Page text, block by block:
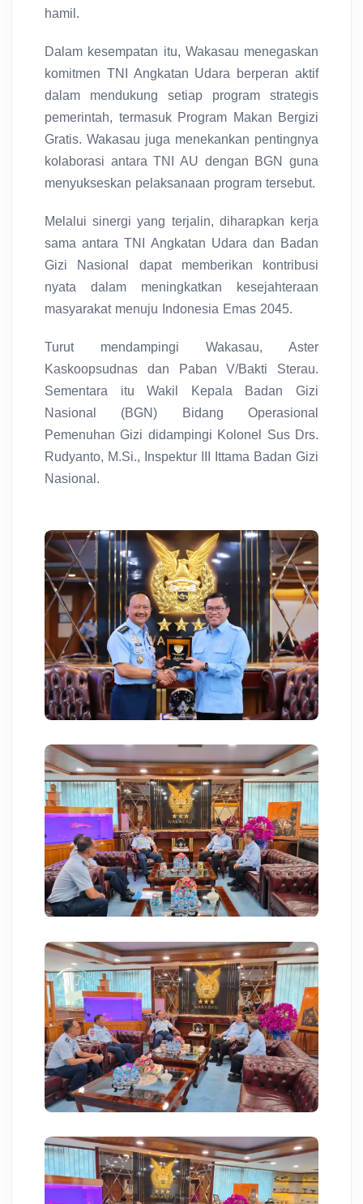
hamil.
Dalam kesempatan itu, Wakasau menegaskan
komitmen TNI Angkatan Udara berperan aktif
dalam mendukung setiap program strategis
pemerintah, termasuk Program Makan Bergizi
Gratis. Wakasau juga menekankan pentingnya
kolaborasi antara TNI AU dengan BGN guna
menyukseskan pelaksanaan program tersebut.
Melalui sinergi yang terjalin, diharapkan kerja
sama antara TNI Angkatan Udara dan Badan
Gizi Nasional dapat memberikan kontribusi
nyata dalam meningkatkan kesejahteraan
masyarakat menuju Indonesia Emas 2045.
Turut mendampingi Wakasau, Aster
Kaskoopsudnas dan Paban V/Bakti Sterau.
Sementara itu Wakil Kepala Badan Gizi
Nasional (BGN) Bidang Operasional
Pemenuhan Gizi didampingi Kolonel Sus Drs.
Rudyanto, M.Si., Inspektur III Ittama Badan Gizi
Nasional.